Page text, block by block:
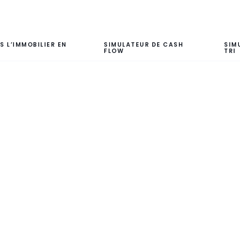
L’IMMOBILIER EN SIMULATEUR DE CASH
FLOW TRI